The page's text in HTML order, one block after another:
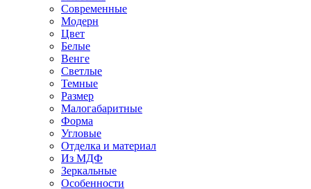
Современные
Модерн
Цвет
Белые
Венге
Светлые
Темные
Размер
Малогабаритные
Форма
Угловые
Отделка и материал
Из МДФ
Зеркальные
Особенности